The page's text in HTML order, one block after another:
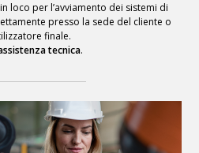
loco per l’avviamento dei sistemi di
presso la sede del cliente o
finale.
tecnica.